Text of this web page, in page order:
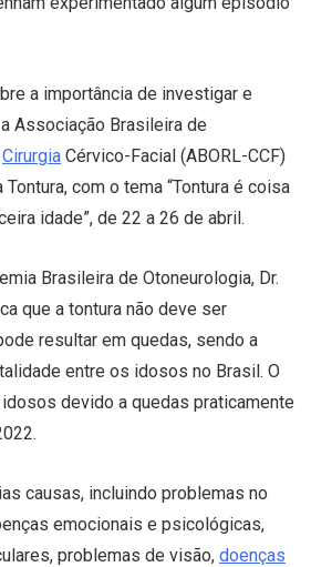
a importância de investigar e
Associação Brasileira de
Cirurgia Cérvico-Facial (ABORL-CCF)
com o tema “Tontura é coisa
idade”, de 22 a 26 de abril.
Brasileira de Otoneurologia, Dr.
que a tontura não deve ser
resultar em quedas, sendo a
entre os idosos no Brasil. O
devido a quedas praticamente
causas, incluindo problemas no
emocionais e psicológicas,
problemas de visão, doenças